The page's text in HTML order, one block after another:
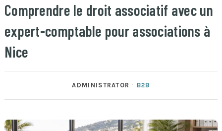
Comprendre le droit associatif avec un
expert-comptable pour associations à
Nice
ADMINISTRATOR B2B